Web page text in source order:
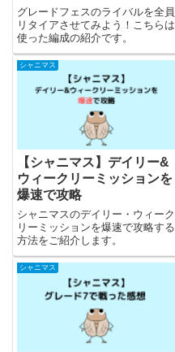
リタイアさせてみよう！-
編成編-
グレードフェスのライバルを全員
リタイアさせてみよう！こちらは
使った編成の紹介です。
シャニマス
【シャニマス】デイリー&
ウィークリーミッションを
爆速で攻略
シャニマスのデイリー・ウィーク
リーミッションを爆速で攻略する
方法をご紹介します。
シャニマス